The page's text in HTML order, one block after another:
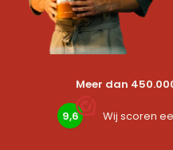
Meer dan
9,6 Wij scoren